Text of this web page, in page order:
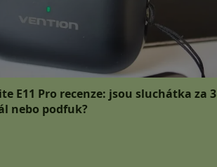
E11 Pro recenze: jsou sluchátka za 3
nebo podfuk?